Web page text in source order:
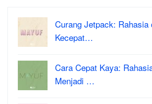
Curang Jetpack: Rahasia
Kecepat…
Cara Cepat Kaya:
Menjadi …